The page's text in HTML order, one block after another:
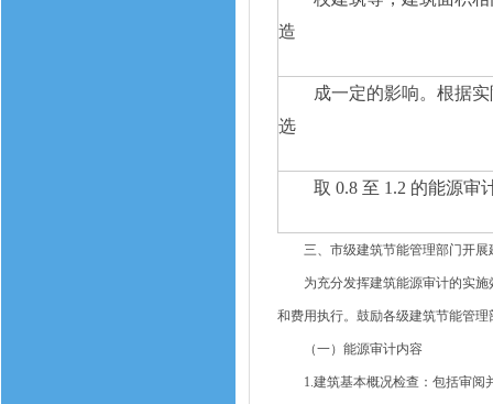
造
成一定的影响。根据
选
取 0.8 至 1.2 的能源审
三、市级建筑节能管理部门开展
为充分发挥建筑能源审计的实施
和费用执行。鼓励各级建筑节能管理
（一）能源审计内容
1.建筑基本概况检查：包括审阅并